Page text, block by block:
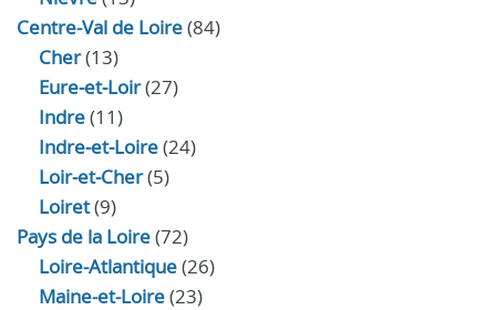
Centre-Val de Loire(84)
Cher(13)
Eure‑et‑Loir(27)
Indre(11)
Indre‑et‑Loire(24)
Loir‑et‑Cher(5)
Loiret(9)
Pays de la Loire(72)
Loire-Atlantique(26)
Maine-et-Loire(23)